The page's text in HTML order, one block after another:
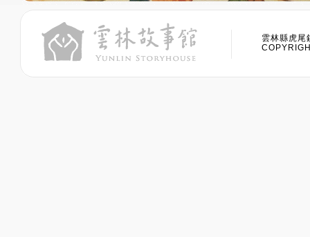
雲林縣虎